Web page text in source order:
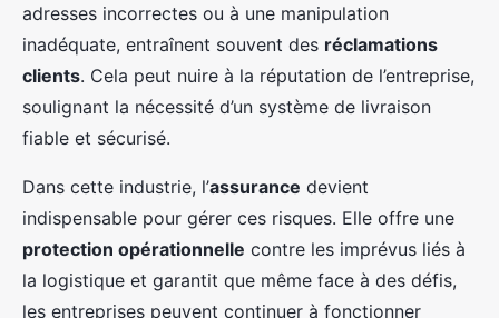
adresses incorrectes ou à une manipulation
inadéquate, entraînent souvent des réclamations
clients. Cela peut nuire à la réputation de l’entreprise,
soulignant la nécessité d’un système de livraison
fiable et sécurisé.
Dans cette industrie, l’assurance devient
indispensable pour gérer ces risques. Elle offre une
protection opérationnelle contre les imprévus liés à
la logistique et garantit que même face à des défis,
les entreprises peuvent continuer à fonctionner